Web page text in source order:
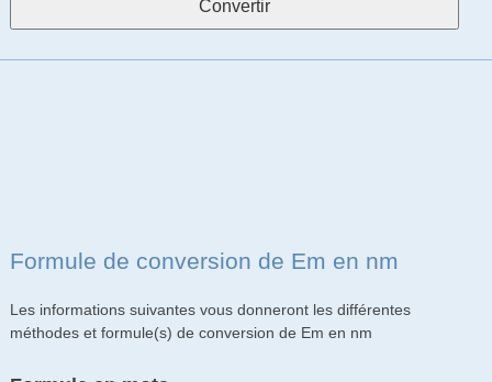
Formule de conversion de Em en nm
Les informations suivantes vous donneront les différentes
méthodes et formule(s) de conversion de Em en nm